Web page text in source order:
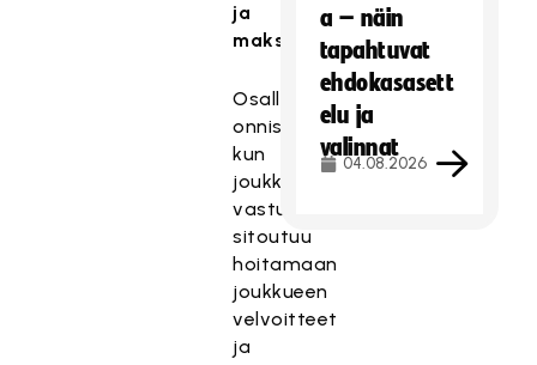
ja
maksut
Osallistuminen
onnistuu,
kun
joukkueen
vastuuhenkilö
sitoutuu
hoitamaan
joukkueen
velvoitteet
ja
a – näin
tapahtuvat
ehdokasasett
elu ja
valinnat
04.08.2026